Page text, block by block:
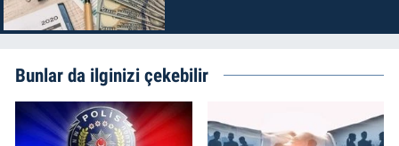
Bunlar da ilginizi çekebilir